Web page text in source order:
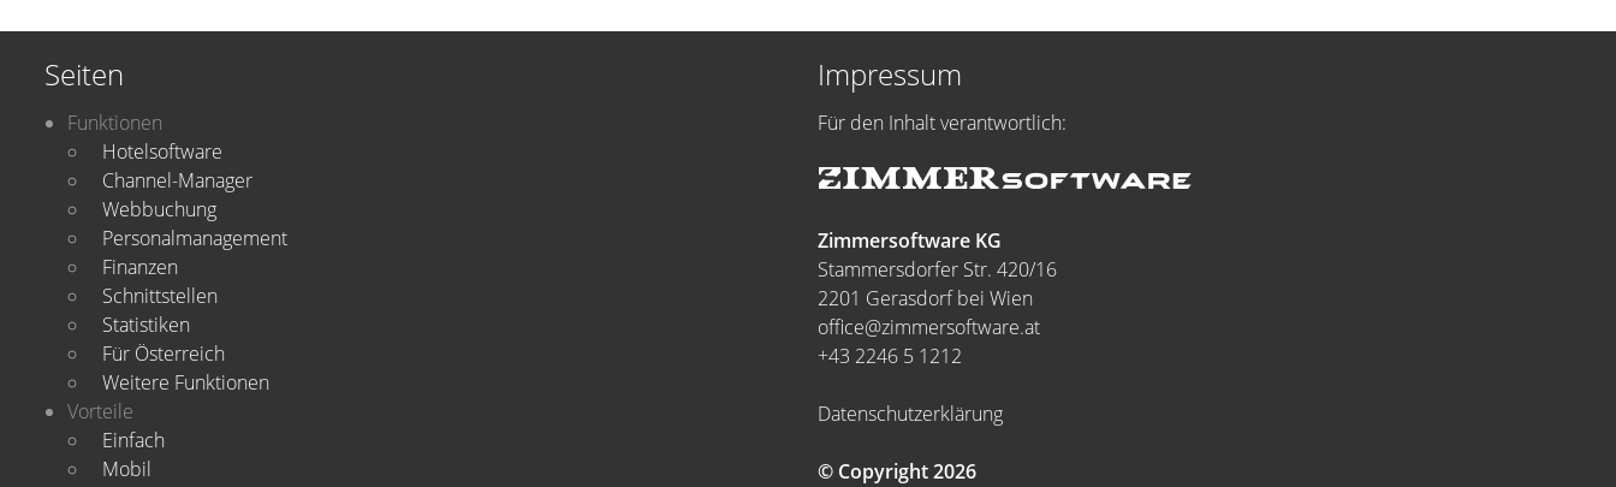
Seiten
Funktionen
Hotelsoftware
Channel-Manager
Webbuchung
Personalmanagement
Finanzen
Schnittstellen
Statistiken
Für Österreich
Weitere Funktionen
Vorteile
Einfach
Mobil
Impressum
Für den Inhalt verantwortlich:
Zimmersoftware KG
Stammersdorfer Str. 420/16
2201 Gerasdorf bei Wien
office@zimmersoftware.at
+43 2246 5 1212
Datenschutzerklärung
© Copyright 2026